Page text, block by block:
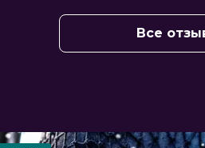
Дергачев, Зоя Бербер, Андрей
Все